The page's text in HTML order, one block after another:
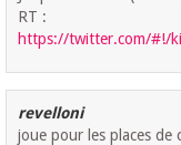
RT :
https://twitter.com/#!/
revelloni
joue pour les places